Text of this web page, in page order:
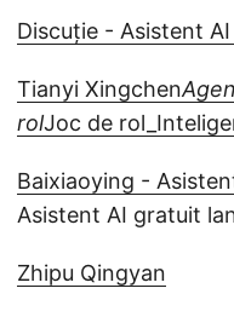
Discuție - Asistent
Tianyi Xingchen
rolJoc de
Baixiaoying -
Asistent AI gratuit
Zhipu Qingyan